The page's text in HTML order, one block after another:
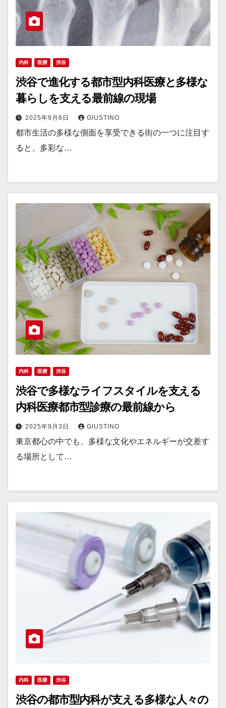
内科 医療 渋谷
渋谷で進化する都市型内科医療と多様な
暮らしを支える最前線の現場
2025年9月6日 GIUSTINO
都市生活の多様な側面を享受できる街の一つに注目す
ると、多彩な…
内科 医療 渋谷
渋谷で多様なライフスタイルを支える
内科医療都市型診療の最前線から
2025年9月3日 GIUSTINO
東京都心の中でも、多様な文化やエネルギーが交差す
る場所として…
内科 医療 渋谷
渋谷の都市型内科が支える多様な人々の